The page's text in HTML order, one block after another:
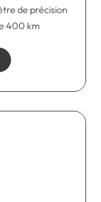
de précision
400 km